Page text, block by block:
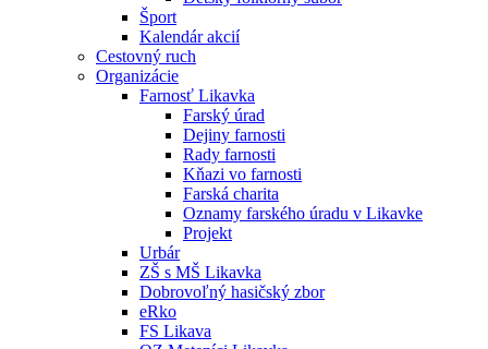
Šport
Kalendár akcií
Cestovný ruch
Organizácie
Farnosť Likavka
Farský úrad
Dejiny farnosti
Rady farnosti
Kňazi vo farnosti
Farská charita
Oznamy farského úradu v Likavke
Projekt
Urbár
ZŠ s MŠ Likavka
Dobrovoľný hasičský zbor
eRko
FS Likava